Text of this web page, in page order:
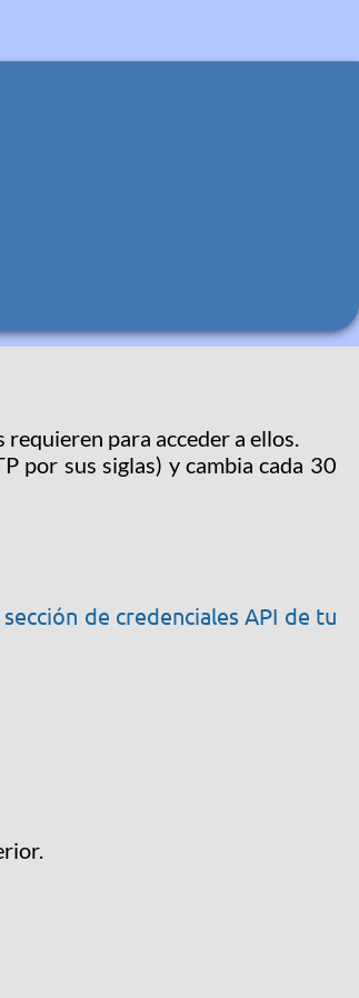
para acceder a ellos.
por sus siglas) y cambia cada 30
sección de credenciales API de tu